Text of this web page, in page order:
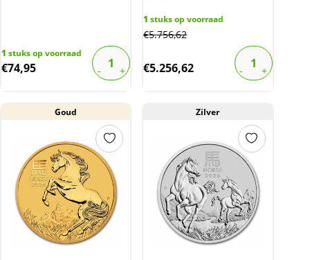
1 stuks op voorraad
€74,95
1 stuks op voorraad
€5.756,62
€5.256,62
Goud Zilver